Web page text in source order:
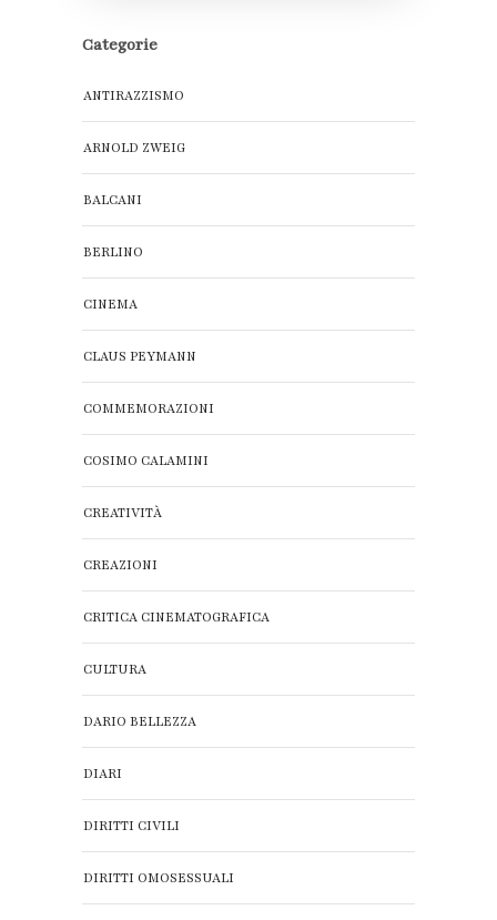
Categorie
ANTIRAZZISMO
ARNOLD ZWEIG
BALCANI
BERLINO
CINEMA
CLAUS PEYMANN
COMMEMORAZIONI
COSIMO CALAMINI
CREATIVITÀ
CREAZIONI
CRITICA CINEMATOGRAFICA
CULTURA
DARIO BELLEZZA
DIARI
DIRITTI CIVILI
DIRITTI OMOSESSUALI